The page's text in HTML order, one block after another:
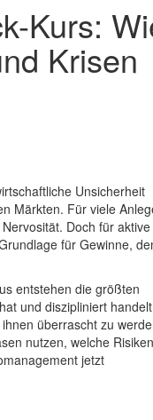
Kurs:
Krisen
Unsicherheit
Märkten. Für viele
Doch für aktive
für Gewinne,
entstehen die größten
und diszipliniert
überrascht zu
nutzen, welche Risiken
jetzt